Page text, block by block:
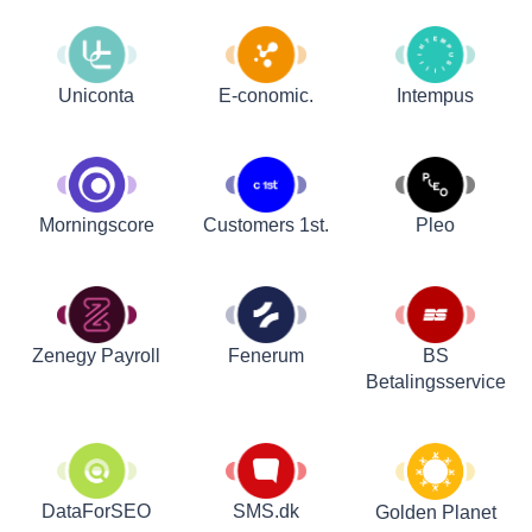
Uniconta E-conomic. Intempus
Morningscore Customers 1st. Pleo
Zenegy Payroll Fenerum
BS
Betalingsservice
DataForSEO SMS.dk Golden Planet